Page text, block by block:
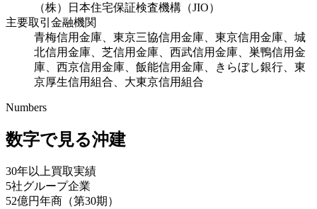
（株）日本住宅保証検査機構（JIO）
主要取引金融機関
青梅信用金庫、東京三協信用金庫、東京信用金庫、城
北信用金庫、芝信用金庫、西武信用金庫、巣鴨信用金
庫、西京信用金庫、飯能信用金庫、きらぼし銀行、東
京厚生信用組合、大東京信用組合
Numbers
数字で見る沖建
30年以上買取実績
5社グループ企業
52億円年商（第30期）